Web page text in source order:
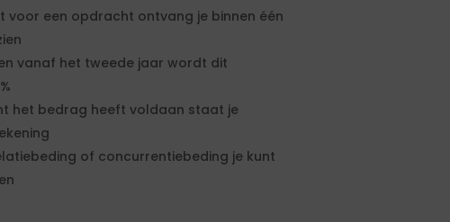
voor een opdracht ontvang je binnen één
vanaf het tweede jaar wordt dit
het bedrag heeft voldaan staat je
of concurrentiebeding je kunt